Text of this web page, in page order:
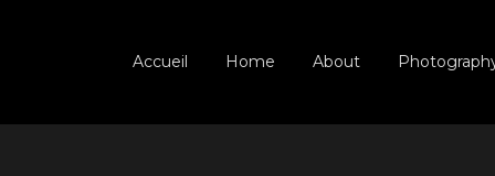
Accueil Home About